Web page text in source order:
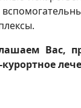
Вас,